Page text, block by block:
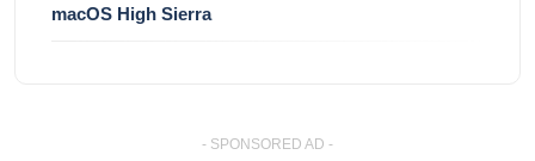
macOS High Sierra
- SPONSORED AD -